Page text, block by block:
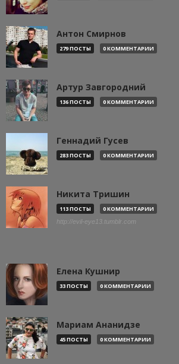
Антон Смирнов
279 ПОСТЫ 0 КОММЕНТАРИИ
Артур Завгородний
136 ПОСТЫ 0 КОММЕНТАРИИ
Геннадий Гусев
283 ПОСТЫ 0 КОММЕНТАРИИ
Никита Тришин
113 ПОСТЫ 0 КОММЕНТАРИИ
http://evil-eye13.tumblr.com
Елена Кушнир
33 ПОСТЫ 0 КОММЕНТАРИИ
Мариам Ананидзе
45 ПОСТЫ 0 КОММЕНТАРИИ